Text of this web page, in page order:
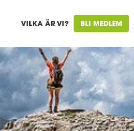
VILKA ÄR VI? BLI MEDLEM